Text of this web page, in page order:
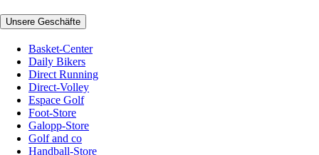
Unsere Geschäfte
Basket-Center
Daily Bikers
Direct Running
Direct-Volley
Espace Golf
Foot-Store
Galopp-Store
Golf and co
Handball-Store